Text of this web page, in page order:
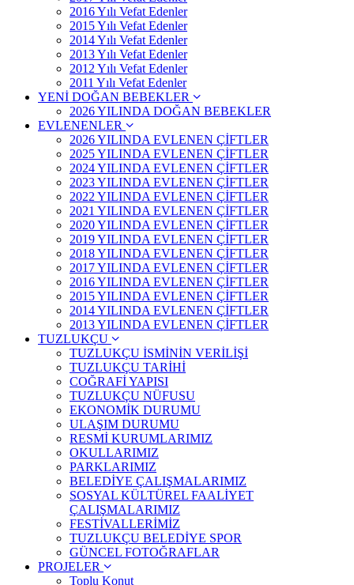
2016 Yılı Vefat Edenler
2015 Yılı Vefat Edenler
2014 Yılı Vefat Edenler
2013 Yılı Vefat Edenler
2012 Yılı Vefat Edenler
2011 Yılı Vefat Edenler
YENİ DOĞAN BEBEKLER
2026 YILINDA DOĞAN BEBEKLER
EVLENENLER
2026 YILINDA EVLENEN ÇİFTLER
2025 YILINDA EVLENEN ÇİFTLER
2024 YILINDA EVLENEN ÇİFTLER
2023 YILINDA EVLENEN ÇİFTLER
2022 YILINDA EVLENEN ÇİFTLER
2021 YILINDA EVLENEN ÇİFTLER
2020 YILINDA EVLENEN ÇİFTLER
2019 YILINDA EVLENEN ÇİFTLER
2018 YILINDA EVLENEN ÇİFTLER
2017 YILINDA EVLENEN ÇİFTLER
2016 YILINDA EVLENEN ÇİFTLER
2015 YILINDA EVLENEN ÇİFTLER
2014 YILINDA EVLENEN ÇİFTLER
2013 YILINDA EVLENEN ÇİFTLER
TUZLUKÇU
TUZLUKÇU İSMİNİN VERİLİŞİ
TUZLUKÇU TARİHİ
COĞRAFİ YAPISI
TUZLUKÇU NÜFUSU
EKONOMİK DURUMU
ULAŞIM DURUMU
RESMİ KURUMLARIMIZ
OKULLARIMIZ
PARKLARIMIZ
BELEDİYE ÇALIŞMALARIMIZ
SOSYAL KÜLTÜREL FAALİYET
ÇALIŞMALARIMIZ
FESTİVALLERİMİZ
TUZLUKÇU BELEDİYE SPOR
GÜNCEL FOTOĞRAFLAR
PROJELER
Toplu Konut